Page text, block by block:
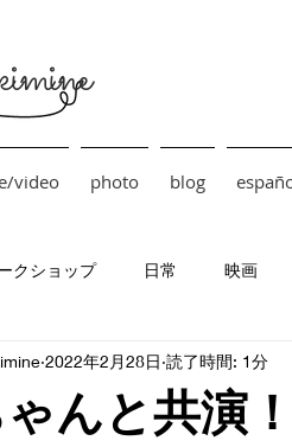
video photo blog
クショップ 日常 映画
んと共演！
2022年2月28日 読了時間: 1分